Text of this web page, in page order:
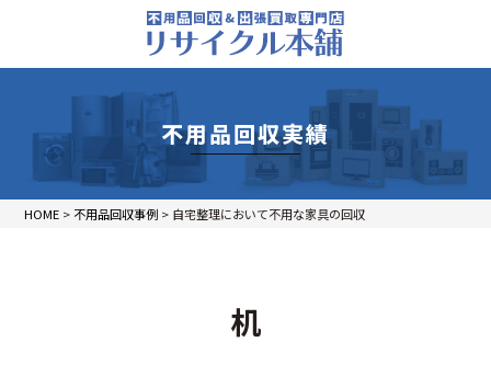
不用品回収実績
HOME > 不用品回収事例 > 自宅整理において不用な家具の回収
机